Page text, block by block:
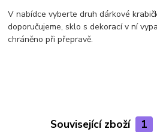
V nabídce vyberte druh dárkové
doporučujeme, sklo s dekorací v ní
chráněno při přepravě.
Související zboží 1